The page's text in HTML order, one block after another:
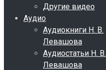
Другие видео
Аудио
Аудиокниги Н. В.
Левашова
Аудиостатьи Н. В.
Левашова